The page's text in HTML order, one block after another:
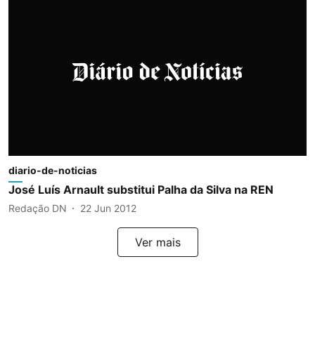
diario-de-noticias
José Luís Arnault substitui Palha da Silva na REN
Redação DN 22 Jun 2012
Ver mais